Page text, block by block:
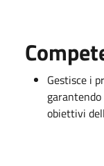
Gestisce i
obiettivi